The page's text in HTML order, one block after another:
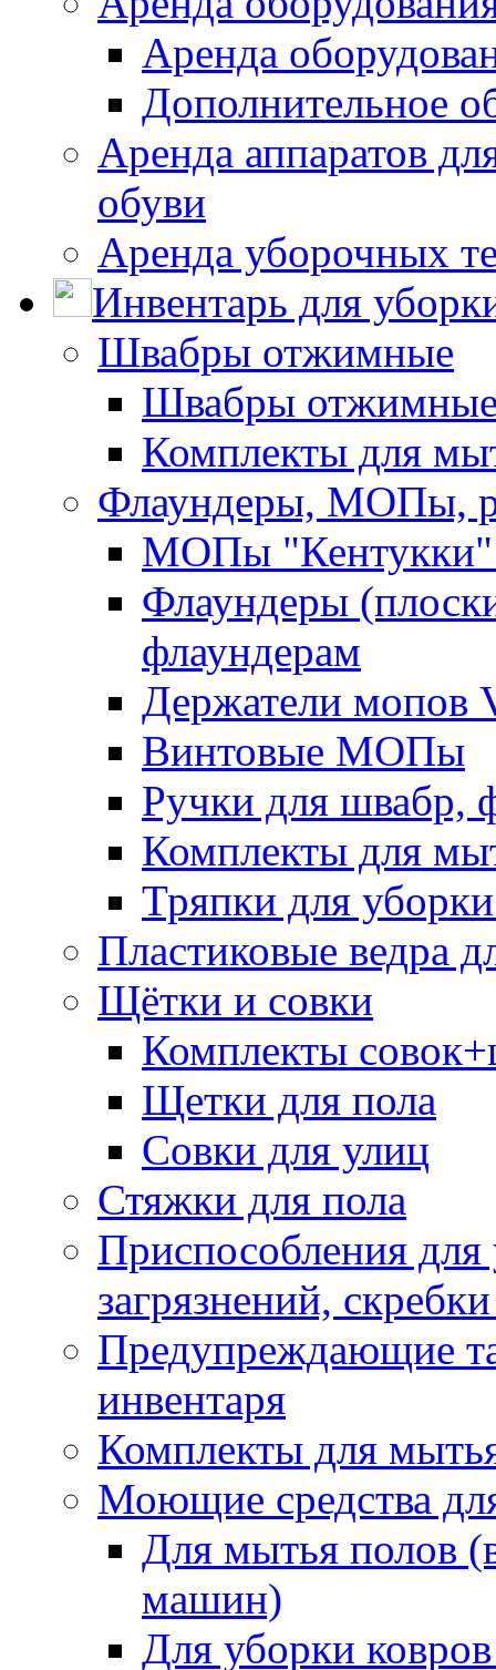
Аренда
Дополнительное
Аренда аппаратов
обуви
Аренда уборочных
Инвентарь для
Швабры отжимные
Швабры
Комплекты для
Флаундеры, МОПы,
МОПы "Кентукки"
Флаундеры
флаундерам
Держатели мопов
Винтовые МОПы
Ручки для швабр,
Комплекты для
Тряпки для
Пластиковые ведра
Щётки и совки
Комплекты
Щетки для пола
Совки для улиц
Стяжки для пола
Приспособления
загрязнений,
Предупреждающие
инвентаря
Комплекты для
Моющие средства
Для мытья полов
машин)
Для уборки